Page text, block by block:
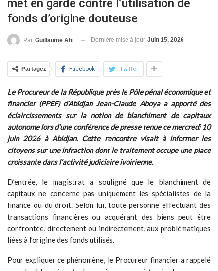
met en garde contre l’utilisation de
fonds d’origine douteuse
Par Guillaume Ahi Dernière mise à jour Juin 15, 2026
Partagez Facebook Twitter
Le Procureur de la République près le Pôle pénal économique et
financier (PPEF) d’Abidjan Jean-Claude Aboya a apporté des
éclaircissements sur la notion de blanchiment de capitaux
autonome lors d’une conférence de presse tenue ce mercredi 10
juin 2026 à Abidjan. Cette rencontre visait à informer les
citoyens sur une infraction dont le traitement occupe une place
croissante dans l’activité judiciaire ivoirienne.
D’entrée, le magistrat a souligné que le blanchiment de
capitaux ne concerne pas uniquement les spécialistes de la
finance ou du droit. Selon lui, toute personne effectuant des
transactions financières ou acquérant des biens peut être
confrontée, directement ou indirectement, aux problématiques
liées à l’origine des fonds utilisés.
Pour expliquer ce phénomène, le Procureur financier a rappelé